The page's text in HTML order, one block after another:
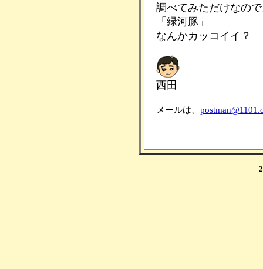
調べてみただけなの
「緑河豚」
なんかカッコイイ？
西田
メールは、